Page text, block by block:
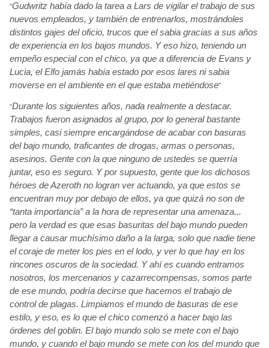
“Gudwritz había dado la tarea a Lars de vigilar el trabajo de sus
nuevos empleados, y también de entrenarlos, mostrándoles
distintos gajes del oficio, trucos que el sabia gracias a sus años
de experiencia en los bajos mundos. Y eso hizo, teniendo un
empeño especial con el chico, ya que a diferencia de Evans y
Lucia, el Elfo jamás había estado por esos lares ni sabia
moverse en el ambiente en el que estaba metiéndose”
“Durante los siguientes años, nada realmente a destacar.
Trabajos fueron asignados al grupo, por lo general bastante
simples, casi siempre encargándose de acabar con basuras
del bajo mundo, traficantes de drogas, armas o personas,
asesinos. Gente con la que ninguno de ustedes se querría
juntar, eso es seguro. Y por supuesto, gente que los dichosos
héroes de Azeroth no logran ver actuando, ya que estos se
encuentran muy por debajo de ellos, ya que quizá no son de
“tanta importancia” a la hora de representar una amenaza...
pero la verdad es que esas basuritas del bajo mundo pueden
llegar a causar muchísimo daño a la larga, solo que nadie tiene
el coraje de meter los pies en el lodo, y ver lo que hay en los
rincones oscuros de la sociedad. Y ahí es cuando entramos
nosotros, los mercenarios y cazarrecompensas, somos parte
de ese mundo, podría decirse que hacemos el trabajo de
control de plagas. Limpiamos el mundo de basuras de ese
estilo, y eso, es lo que el chico comenzó a hacer bajo las
órdenes del goblin. El bajo mundo solo se mete con el bajo
mundo, y cuando el bajo mundo se mete con los del mundo que